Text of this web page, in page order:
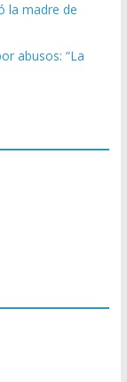
la madre de
abusos: “La